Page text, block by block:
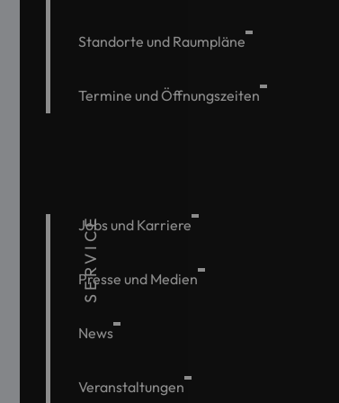
Standorte und Raumpläne
Termine und Öffnungszeiten
SERVICE
Jobs und Karriere
Presse und Medien
News
Veranstaltungen